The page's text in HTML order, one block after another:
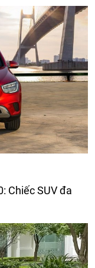
Chiếc SUV đa